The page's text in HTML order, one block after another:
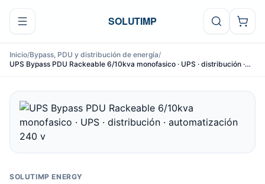
Ir al contenido
SOLUTIMP
Inicio/Bypass, PDU y distribución de energía/
UPS Bypass PDU Rackeable 6/10kva monofasico · UPS · distribución ·
SOLUTIMP ENERGY